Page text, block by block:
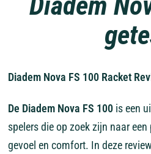
Diadem Nova FS 100 Racket
De Diadem Nova FS 100is een
spelers die op zoek zijn naar
gevoel en comfort. In deze